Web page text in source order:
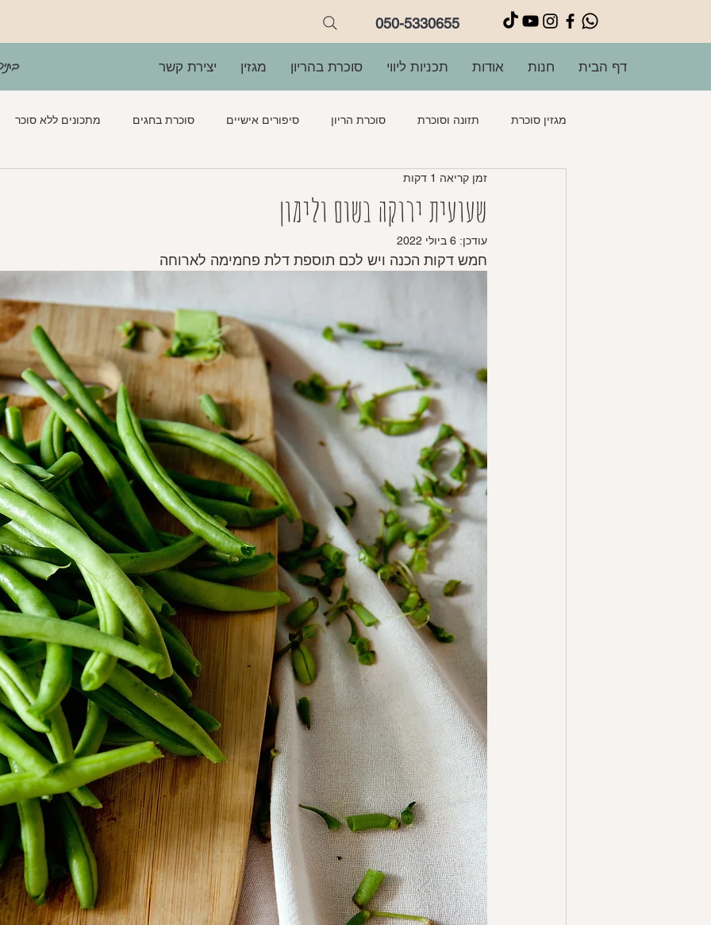
050-5330655
דף הבית חנות אודות תכניות ליווי סוכרת בהריון מגזין יצירת קשר
מגזין סוכרת תזונה וסוכרת סוכרת הריון סיפורים אישיים סוכרת בחגים מתכונים ללא סוכר
מרקים
שעועית ירוקה בשום ולימון
זמן קריאה 1 דקות
עודכן: 6 ביולי 2022
חמש דקות הכנה ויש לכם תוספת דלת פחמימה לארוחה